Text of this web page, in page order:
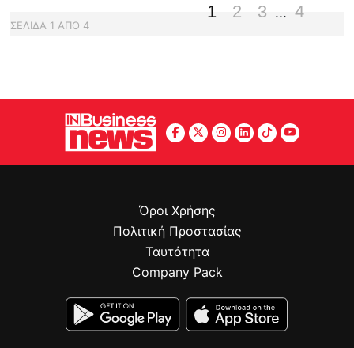
ΣΕΛΙΔΑ 1 ΑΠΟ 4
1 2 3 ... 4
Όροι Χρήσης
Πολιτική Προστασίας
Ταυτότητα
Company Pack